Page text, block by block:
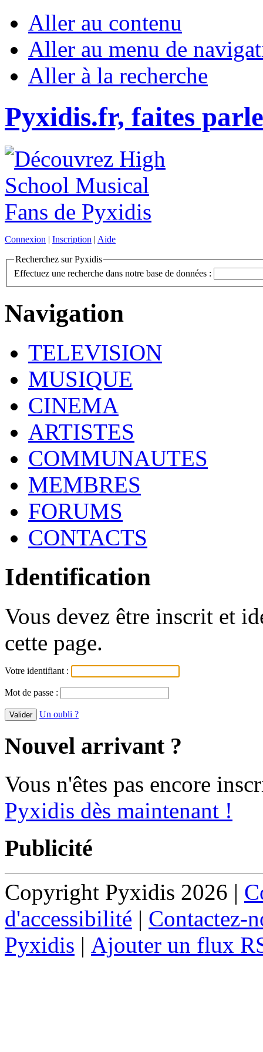
Aller au contenu
Aller au menu de
Aller à la recherche
Pyxidis.fr, faites
Connexion | Inscription | Aide
Recherchez sur Pyxidis
Effectuez une recherche dans notre base de données :
Navigation
TELEVISION
MUSIQUE
CINEMA
ARTISTES
COMMUNAUTES
MEMBRES
FORUMS
CONTACTS
Identification
Vous devez être inscrit et
cette page.
Votre identifiant :
Mot de passe :
Un oubli ?
Nouvel arrivant ?
Vous n'êtes pas encore
Pyxidis dès maintenant !
Publicité
Copyright Pyxidis 2026 |
d'accessibilité | Contactez-
Pyxidis | Ajouter un flux